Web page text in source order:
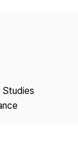
Studies